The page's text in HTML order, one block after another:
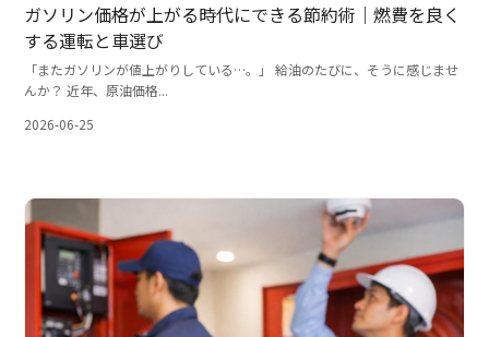
2026-06-25
ガソリン価格が上がる時代にできる節約術｜燃費を良く
する運転と車選び
「またガソリンが値上がりしている…。」 給油のたびに、そうに感じませ
んか？ 近年、原油価格...